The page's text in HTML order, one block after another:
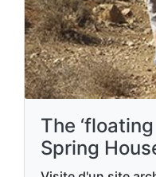
The
Spring